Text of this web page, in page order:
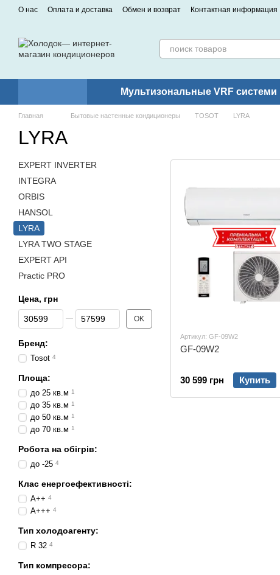
Перейти к основному контенту
О нас Оплата и доставка Обмен и возврат Контактная информация
Мультизональные VRF системи
Главная Бытовые настенные кондиционеры TOSOT LYRA
LYRA
Артикул: GF-09W2
GF-09W2
30 599 грн Купить
EXPERT INVERTER
INTEGRA
ORBIS
HANSOL
LYRA
LYRA TWO STAGE
EXPERT API
Practic PRO
Цена, грн
От Цена, грн
До Цена, грн OK
Бренд:
Tosot 4
Площа:
до 25 кв.м 1
до 35 кв.м 1
до 50 кв.м 1
до 70 кв.м 1
Робота на обігрів:
до -25 4
Клас енергоефективності:
A++ 4
A+++ 4
Тип холодоагенту:
R 32 4
Тип компресора: